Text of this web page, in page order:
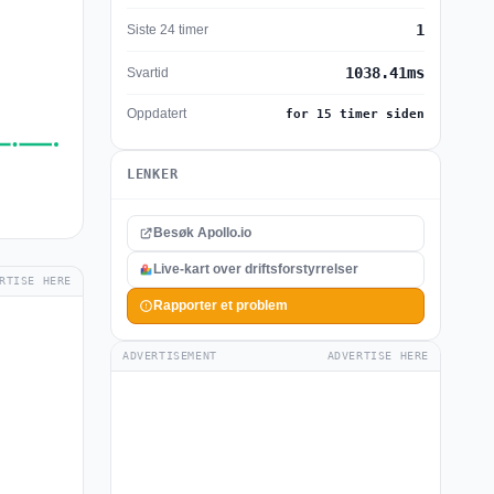
HERE
Siste 24 timer 1
Svartid 1038.41ms
Oppdatert for 15 timer siden
LENKER
Besøk Apollo.io
Live-kart over driftsforstyrrelser
Rapporter et problem
ADVERTISEMENT ADVERTISE HERE